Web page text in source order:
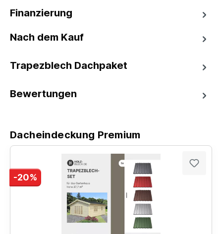
Finanzierung
Nach dem Kauf
Trapezblech Dachpaket
Bewertungen
Dacheindeckung Premium
-20%